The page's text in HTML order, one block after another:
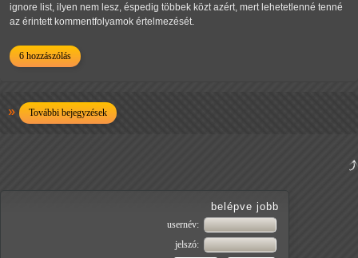
ignore list, ilyen nem lesz, éspedig többek közt azért, mert lehetetlenné tenné
az érintett kommentfolyamok értelmezését.
6 hozzászólás
További bejegyzések
belépve jobb
usernév:
jelszó: